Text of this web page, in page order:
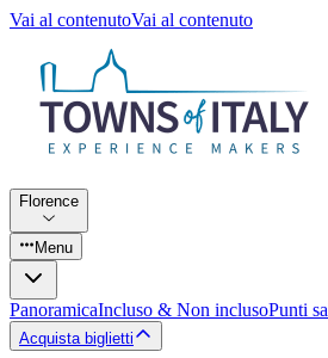
Vai al contenutoVai al contenuto
Florence
Menu
PanoramicaIncluso & Non inclusoPunti
Acquista biglietti